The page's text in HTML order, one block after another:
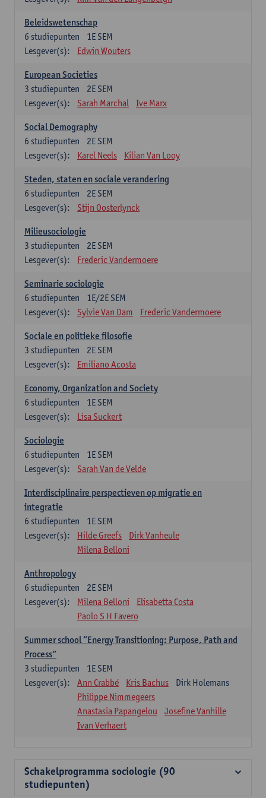
Beleidswetenschap
1E SEM
6 studiepunten
Lesgever(s):
Edwin Wouters
European Societies
2E SEM
3 studiepunten
Lesgever(s):
Sarah Marchal Ive Marx
Social Demography
2E SEM
6 studiepunten
Lesgever(s):
Karel Neels Kilian Van Looy
Steden, staten en sociale verandering
2E SEM
6 studiepunten
Lesgever(s):
Stijn Oosterlynck
Milieusociologie
2E SEM
3 studiepunten
Lesgever(s):
Frederic Vandermoere
Seminarie sociologie
1E/2E SEM
6 studiepunten
Lesgever(s):
Sylvie Van Dam Frederic Vandermoere
Sociale en politieke filosofie
2E SEM
3 studiepunten
Lesgever(s):
Emiliano Acosta
Economy, Organization and Society
1E SEM
6 studiepunten
Lesgever(s):
Lisa Suckert
Sociologie
1E SEM
6 studiepunten
Lesgever(s):
Sarah Van de Velde
Interdisciplinaire perspectieven op migratie en
integratie
1E SEM
6 studiepunten
Lesgever(s):
Hilde Greefs
Dirk Vanheule
Milena Belloni
Anthropology
2E SEM
6 studiepunten
Lesgever(s):
Milena Belloni
Elisabetta Costa
Paolo S H Favero
Summer school “Energy Transitioning: Purpose, Path and
Process”
1E SEM
3 studiepunten
Lesgever(s):
Ann Crabbé Kris Bachus
Dirk Holemans
Philippe Nimmegeers
Anastasia Papangelou
Josefine Vanhille
Ivan Verhaert
Schakelprogramma sociologie (90
studiepunten)